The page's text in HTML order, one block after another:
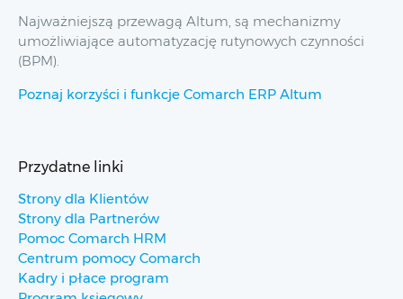
Najważniejszą przewagą Altum, są mechanizmy
umożliwiające automatyzację rutynowych czynności
(BPM).
Poznaj korzyści i funkcje Comarch ERP Altum
Przydatne linki
Strony dla Klientów
Strony dla Partnerów
Pomoc Comarch HRM
Centrum pomocy Comarch
Kadry i płace program